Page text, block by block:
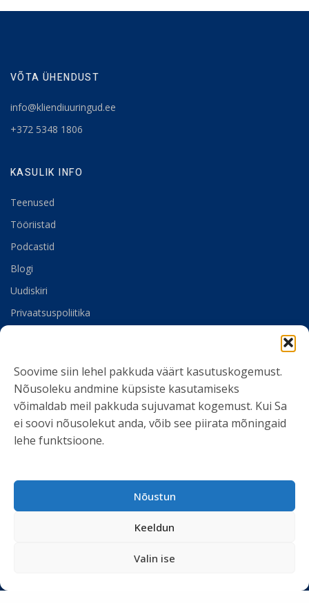
Soovime siin lehel pakkuda väärt kasutuskogemust.
Nõusoleku andmine küpsiste kasutamiseks
võimaldab meil pakkuda sujuvamat kogemust. Kui Sa
ei soovi nõusolekut anda, võib see piirata mõningaid
lehe funktsioone.
Nõustun
Keeldun
Valin ise
VÕTA ÜHENDUST
info@kliendiuuringud.ee
+372 5348 1806
KASULIK INFO
Teenused
Tööriistad
Podcastid
Blogi
Uudiskiri
Privaatsuspoliitika
SOTSIAALMEEDIA
Ole kursis meie tegemistega. Peame kinni